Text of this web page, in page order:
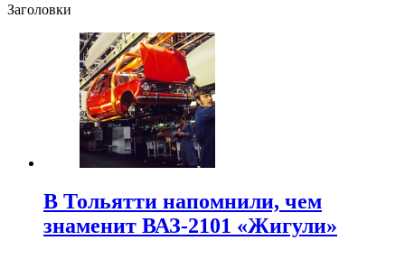
Заголовки
В Тольятти напомнили, чем
знаменит ВАЗ-2101 «Жигули»